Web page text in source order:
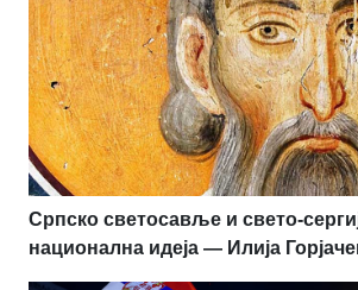
Српско светосавље и свето-
национална идеја — Илија